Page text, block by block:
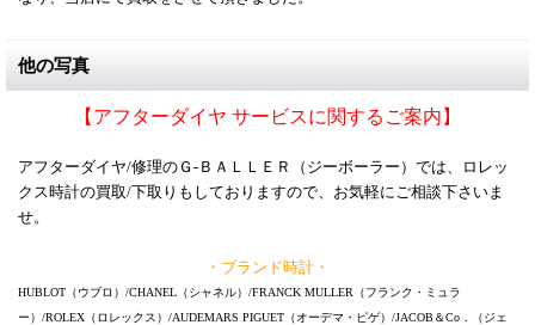
他の写真
【アフターダイヤ サービスに関するご案内】
アフターダイヤ/修理のＧ-ＢＡＬＬＥＲ（ジーボーラー）では、ロレッ
クス時計の買取/下取りもしておりますので、お気軽にご相談下さいま
せ。
・ブランド時計・
HUBLOT（ウブロ）/CHANEL（シャネル）/FRANCK MULLER（フランク・ミュラ
ー）/ROLEX（ロレックス）/AUDEMARS PIGUET（オーデマ・ピゲ）/JACOB＆Co．（ジェ